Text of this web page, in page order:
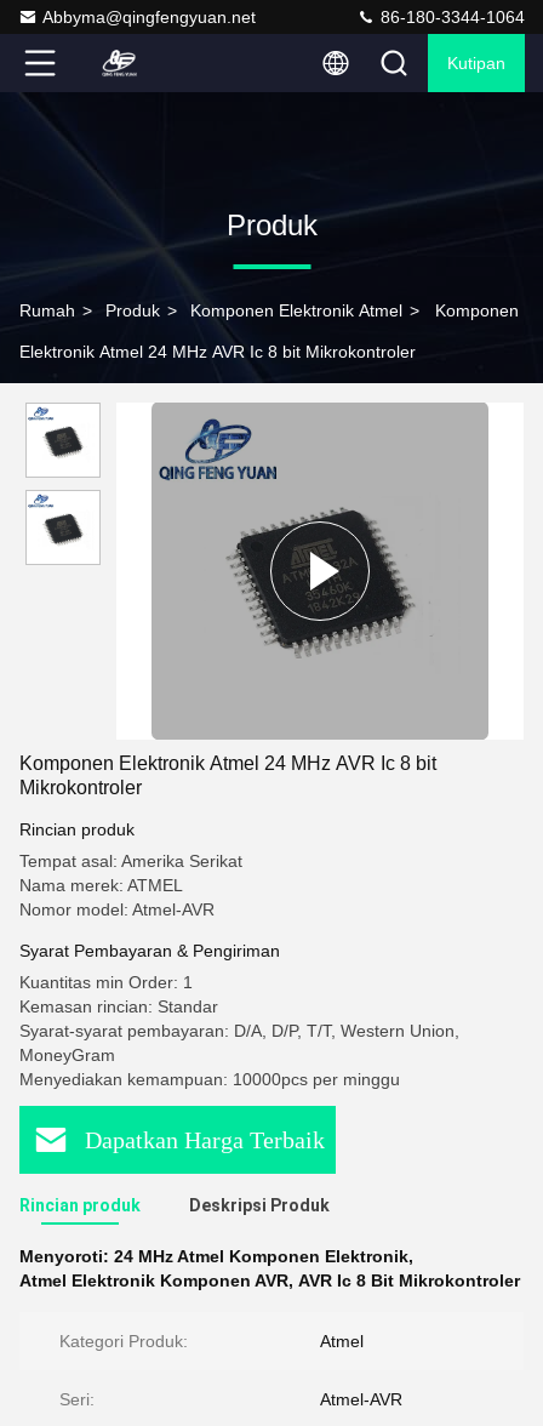
Abbyma@qingfengyuan.net 86-180-3344-1064
Kutipan
Produk
Rumah > Produk > Komponen Elektronik Atmel > Komponen
Elektronik Atmel 24 MHz AVR Ic 8 bit Mikrokontroler
Komponen Elektronik Atmel 24 MHz AVR Ic 8 bit
Mikrokontroler
Rincian produk
Tempat asal: Amerika Serikat
Nama merek: ATMEL
Nomor model: Atmel-AVR
Syarat Pembayaran & Pengiriman
Kuantitas min Order: 1
Kemasan rincian: Standar
Syarat-syarat pembayaran: D/A, D/P, T/T, Western Union,
MoneyGram
Menyediakan kemampuan: 10000pcs per minggu
Dapatkan Harga Terbaik
Rincian produk Deskripsi Produk
Menyoroti: 24 MHz Atmel Komponen Elektronik,
Atmel Elektronik Komponen AVR, AVR Ic 8 Bit Mikrokontroler
Kategori Produk: Atmel
Seri: Atmel-AVR